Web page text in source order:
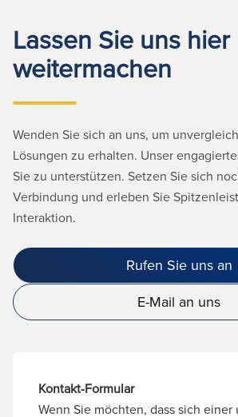
Lassen Sie uns hier
weitermachen
Wenden Sie sich an uns, um
Lösungen zu erhalten. Unser
Sie zu unterstützen. Setzen Sie sich
Verbindung und erleben Sie
Interaktion.
Rufen Sie uns an
E-Mail an uns
Kontakt-Formular
Wenn Sie möchten, dass sich einer